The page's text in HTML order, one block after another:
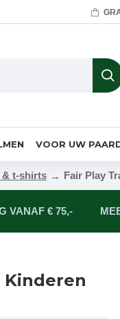
VOOR UW
& t-shirts Fair Play
VANAF € 75,-
Kinderen